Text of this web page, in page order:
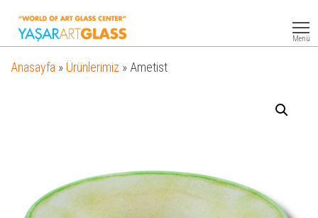
Glass
Menü
Anasayfa » Ürünlerimiz » Ametist